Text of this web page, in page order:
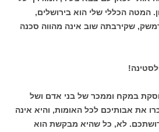
המטה הכללי שלי הוא בירושלים,
שקירבתה שוב אינה מהווה סכנה
במקח וממכר של בני אדם ושל
את אבותיכם לכל האומות, והיא אינה
לא, כל שהיא מבקשת הוא